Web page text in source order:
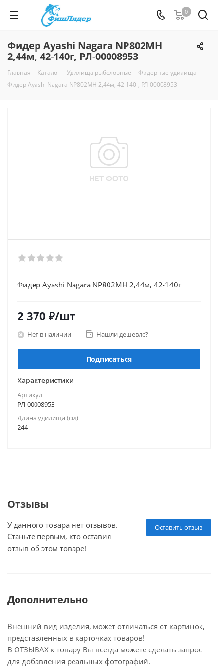
0
Фидер Ayashi Nagara NP802MH
2,44м, 42-140г, РЛ-00008953
Главная - Каталог - Удилища рыболовные - Фидерные удилища -
Фидер Ayashi Nagara NP802MH 2,44м, 42-140г, РЛ-00008953
Фидер Ayashi Nagara NP802MH 2,44м, 42-140г
2 370 ₽/шт
Нет в наличии Нашли дешевле?
Подписаться
Характеристики
Артикул
РЛ-00008953
Длина удилища (см)
244
Отзывы
Оставить отзыв
У данного товара нет отзывов.
Станьте первым, кто оставил
отзыв об этом товаре!
Дополнительно
Внешний вид изделия, может отличаться от картинок,
представленных в карточках товаров!
В ОТЗЫВАХ к товару Вы всегда можете сделать запрос
для добавления реальных фотографий.